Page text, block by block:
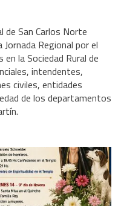
de San Carlos Norte
Regional por el
la Sociedad Rural de
intendentes,
civiles, entidades
de los departamentos